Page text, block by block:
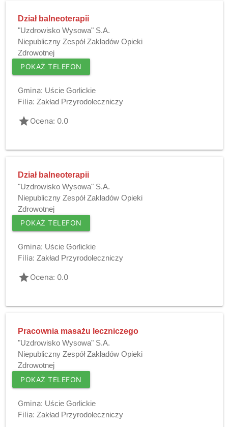
Dział balneoterapii
"Uzdrowisko Wysowa" S.A.
Niepubliczny Zespół Zakładów Opieki
Zdrowotnej
POKAŻ TELEFON
Gmina: Uście Gorlickie
Filia: Zakład Przyrodoleczniczy
gradeOcena: 0.0
Dział balneoterapii
"Uzdrowisko Wysowa" S.A.
Niepubliczny Zespół Zakładów Opieki
Zdrowotnej
POKAŻ TELEFON
Gmina: Uście Gorlickie
Filia: Zakład Przyrodoleczniczy
gradeOcena: 0.0
Pracownia masażu leczniczego
"Uzdrowisko Wysowa" S.A.
Niepubliczny Zespół Zakładów Opieki
Zdrowotnej
POKAŻ TELEFON
Gmina: Uście Gorlickie
Filia: Zakład Przyrodoleczniczy